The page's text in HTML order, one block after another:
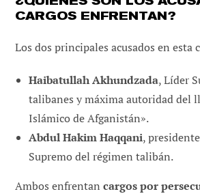
CARGOS ENFRENTAN?
Los dos principales acusados en esta
Haibatullah Akhundzada, Líder
talibanes y máxima autoridad del
Islámico de Afganistán».
Abdul Hakim Haqqani,
Supremo del régimen talibán.
Ambos enfrentancargos por